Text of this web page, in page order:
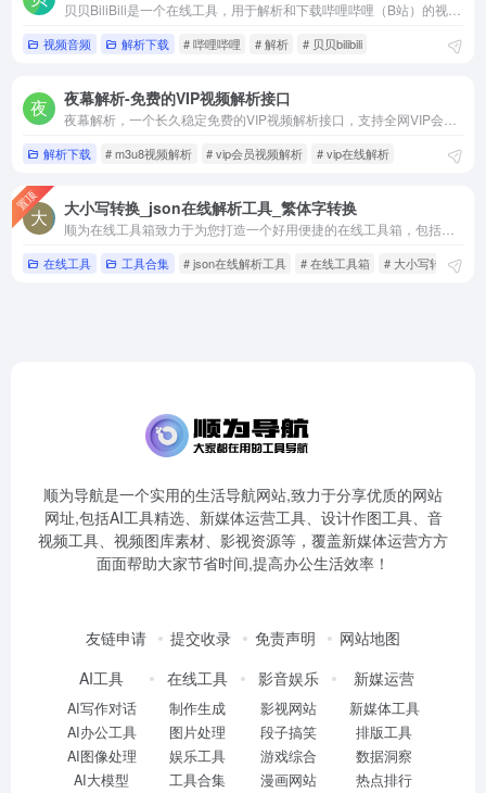
视频音频 解析下载 # 哔哩哔哩 # 解析 # 贝贝bilibili
夜幕解析-免费的VIP视频解析接口
解析下载 # m3u8视频解析 # vip会员视频解析 # vip在线解析
置顶 大小写转换_json在线解析工具_繁体字转换
在线工具 工具合集 # json在线解析工具 # 在线工具箱 # 大小写转换
顺为导航是一个实用的生活导航网站,致力于分享优质的网站
网址,包括AI工具精选、新媒体运营工具、设计作图工具、音
视频工具、视频图库素材、影视资源等，覆盖新媒体运营方方
面面帮助大家节省时间,提高办公生活效率！
友链申请 提交收录 免责声明
网站地图
AI工具
AI写作对话
AI办公工具
AI图像处理
AI大模型
在线工具
制作生成
图片处理
娱乐工具
工具合集
影音娱乐
影视网站
段子搞笑
游戏综合
漫画网站
新媒运营
新媒体工具
排版工具
数据洞察
热点排行